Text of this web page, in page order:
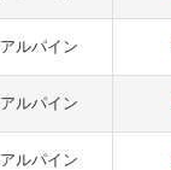
アルパイン
アルパイン
アルパイン